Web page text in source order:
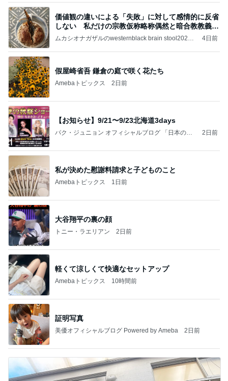
価値観の違いによる「失敗」に対して感情的に反省
しない 私だけの宗教仮称略称偶然と暗合教教義候
補
ムカシオナガザルのwesternblack brain stool2024
ガザル
4日前
假屋崎省吾 鎌倉の庭で咲く花たち
Amebaトピックス 2日前
【お知らせ】9/21〜9/23北海道3days
パク・ジュニョン オフィシャルブログ 「日本の
2日前
私が決めた慰謝料請求と子どものこと
Amebaトピックス 1日前
大谷翔平の裏の顔
トニー・ラエリアン 2日前
軽くて涼しくて快適なセットアップ
Amebaトピックス 10時間前
証明写真
美優オフィシャルブログ Powered by Ameba 2日前